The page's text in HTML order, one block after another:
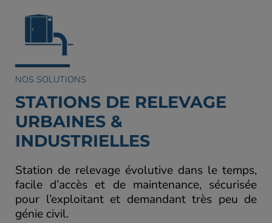
NOS SOLUTIONS
STATIONS DE RELEVAGE
URBAINES &
INDUSTRIELLES
Station de relevage évolutive dans le temps,
facile d’accès et de maintenance, sécurisée
pour l’exploitant et demandant très peu de
génie civil.